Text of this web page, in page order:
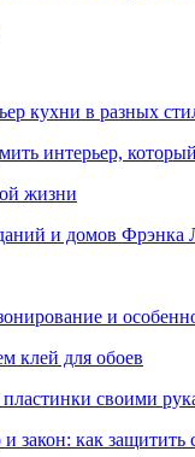
кухни в разных
интерьер,
жизни
и домов
и
клей для обоев
своими
закон: как защитить